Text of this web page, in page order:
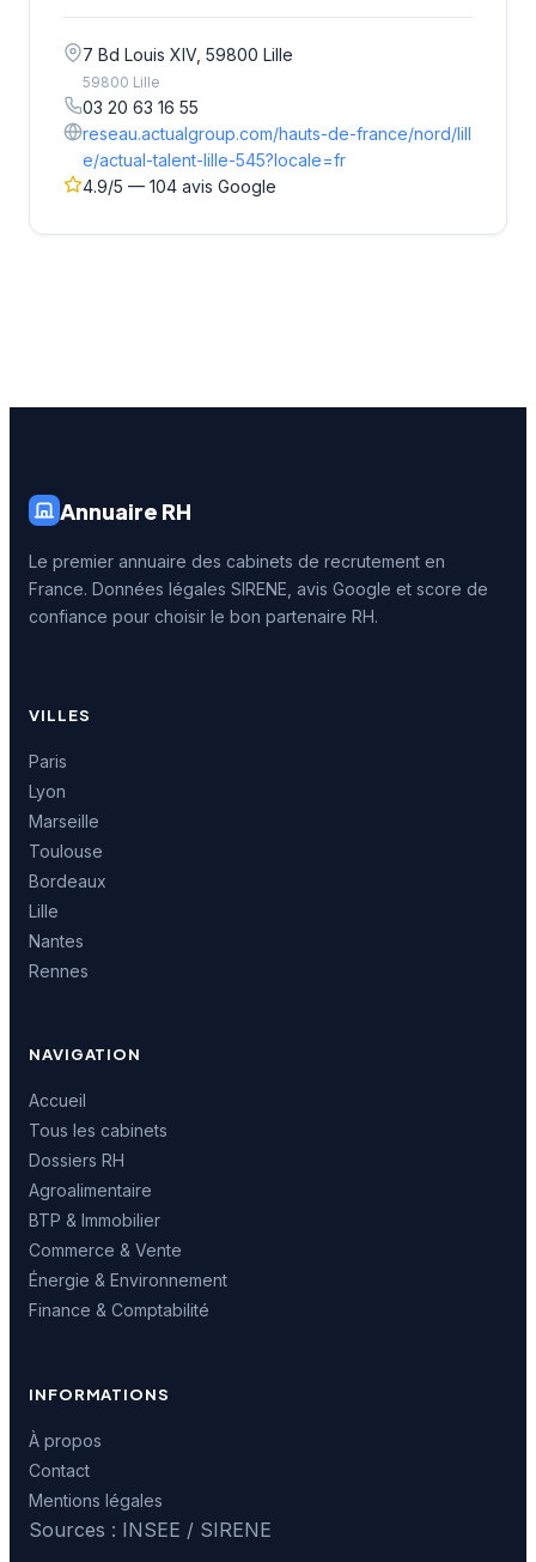
7 Bd Louis XIV, 59800 Lille
59800 Lille
03 20 63 16 55
reseau.actualgroup.com/hauts-de-france/nord/lill
e/actual-talent-lille-545?locale=fr
4.9/5 — 104 avis Google
Annuaire RH
Le premier annuaire des cabinets de recrutement en
France. Données légales SIRENE, avis Google et score de
confiance pour choisir le bon partenaire RH.
VILLES
Paris
Lyon
Marseille
Toulouse
Bordeaux
Lille
Nantes
Rennes
NAVIGATION
Accueil
Tous les cabinets
Dossiers RH
Agroalimentaire
BTP & Immobilier
Commerce & Vente
Énergie & Environnement
Finance & Comptabilité
INFORMATIONS
À propos
Contact
Mentions légales
Sources : INSEE / SIRENE